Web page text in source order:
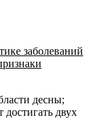
заболеваний
десны;
достигать двух